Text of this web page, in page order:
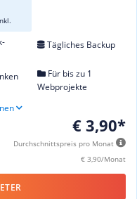
Tägliches Backup
Für bis zu 1
Webprojekte
€ 3,90*
Durchschnittspreis pro Monat
€ 3,90/Monat